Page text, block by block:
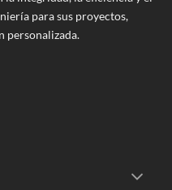
para sus proyectos,
personalizada.